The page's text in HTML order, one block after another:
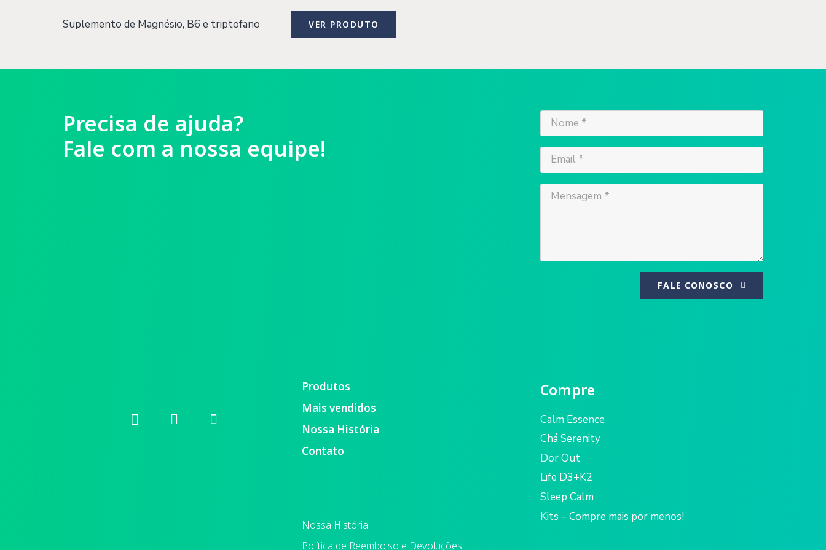
Suplemento de Magnésio, B6 e triptofano VER PRODUTO
Precisa de ajuda?
Fale com a nossa equipe!
FALE CONOSCO
Produtos
Mais vendidos
Nossa História
Contato
Nossa História
Política de Reembolso e Devoluções
Compre
Calm Essence
Chá Serenity
Dor Out
Life D3+K2
Sleep Calm
Kits – Compre mais por menos!